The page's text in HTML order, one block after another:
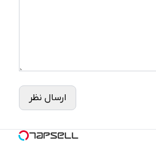
ارسال نظر